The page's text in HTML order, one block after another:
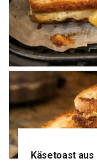
Käsetoast